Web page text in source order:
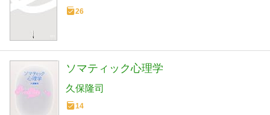
26
ソマティック心理学
久保隆司
14